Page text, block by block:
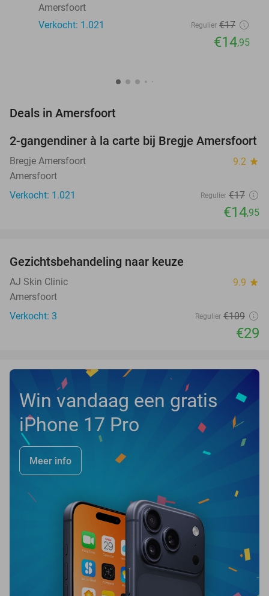
Amersfoort
Verkocht: 1.021
Regulier €17
€14,95
Deals in Amersfoort
12%
2-gangendiner à la carte bij Bregje Amersfoort
Bregje Amersfoort 9.2 star
Amersfoort
Verkocht: 1.021
Regulier €17
€14,95
TODAY
Gezichtsbehandeling naar keuze
AJ Skin Clinic 9.9 star
Amersfoort
Verkocht: 3
Regulier €109
€29
Win vandaag een gratis
iPhone 17 Pro
Meer info